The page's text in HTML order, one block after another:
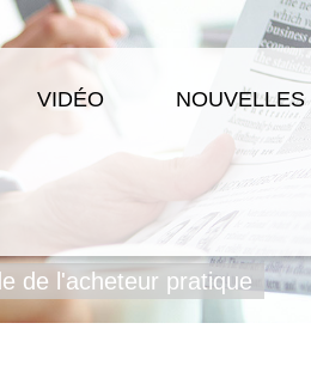
VIDÉO NOUVELLES
de l'acheteur pratique